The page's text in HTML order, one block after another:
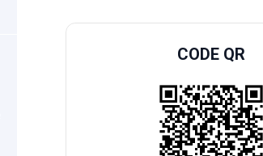
CODE QR